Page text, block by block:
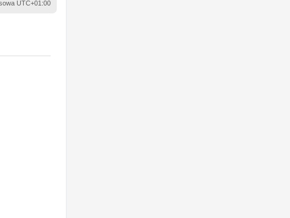
UTC+01:00